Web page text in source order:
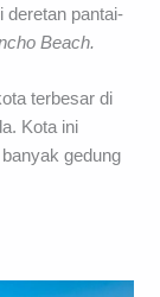
deretan pantai-
Beach.
terbesar di
Kota ini
gedung